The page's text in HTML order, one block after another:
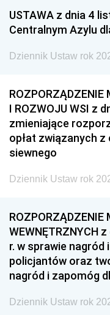
USTAWA z dnia 4
Centralnym Azylu
Dziennik Ustaw rok
ROZPORZĄDZENIE
I ROZWOJU WSI z
zmieniające
opłat związanych z
siewnego
Dziennik Ustaw rok
ROZPORZĄDZENIE
WEWNĘTRZNYCH
r. w sprawie nagród
policjantów oraz
nagród i zapomóg
Dziennik Ustaw rok